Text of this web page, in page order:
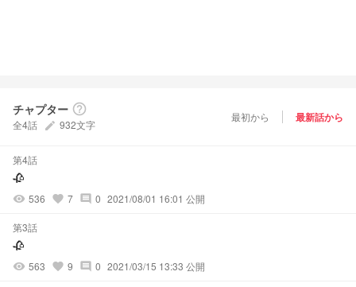
チャプター help_outline
全4話 create 932文字
最初から 最新話から
第4話
🥀
visibility 536 favorite 7 comment 0 2021/08/01 16:01 公開
第3話
🥀
visibility 563 favorite 9 comment 0 2021/03/15 13:33 公開